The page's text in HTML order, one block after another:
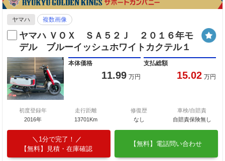
ヤマハ 複数画像
ヤマハ ＶＯＸ ＳＡ５２Ｊ ２０１６年モ
デル ブルーイッシュホワイトカクテル１
本体価格
11.99 万円
支払総額
15.02 万円
初度登録年
2016年
走行距離
13701Km
修復歴
なし
車検/自賠責
自賠責保険無し
1分で完了！
【無料】見積・在庫確認
【無料】電話問い合わせ